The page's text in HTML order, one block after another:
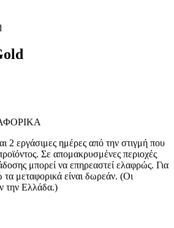
2 εργάσιμες ημέρες από την στιγμή που
Σε απομακρυσμένες περιοχές
μπορεί να επηρεαστεί ελαφρώς. Για
μεταφορικά είναι δωρεάν. (Οι
την Ελλάδα.)